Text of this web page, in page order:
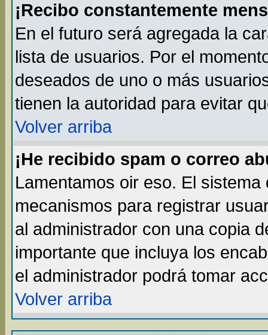
¡Recibo constantemente
En el futuro será agregada la
lista de usuarios. Por el
deseados de uno o más
tienen la autoridad para evitar
Volver arriba
¡He recibido spam o correo
Lamentamos oir eso. El
mecanismos para registrar
al administrador con una copia
importante que incluya los
el administrador podrá tomar
Volver arriba